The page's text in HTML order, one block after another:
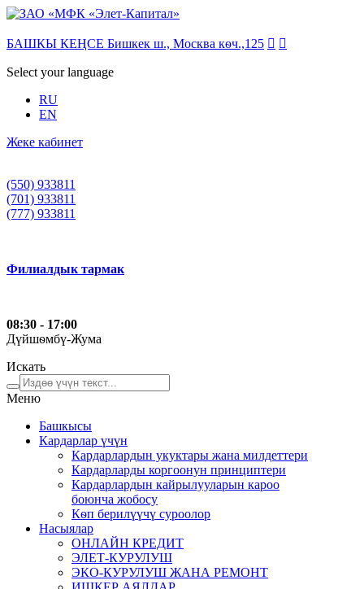
БАШКЫ КЕҢСЕ Бишкек ш., Москва кѳч.,125  
Select your language
RU
EN
Жеке кабинет
(550) 933811
(701) 933811
(777) 933811
Филиалдык тармак
08:30 - 17:00
Дүйшѳмбү-Жума
Искать
Меню
Башкысы
Кардарлар үчүн
Кардарлардын укуктары жана милдеттери
Кардарларды коргоонун принциптери
Кардарлардын кайрылууларын кароо
боюнча жобосу
Кѳп берилүүчү суроолор
Насыялар
ОНЛАЙН КРЕДИТ
ЭЛЕТ-КУРУЛУШ
ЭКО-КУРУЛУШ ЖАНА РЕМОНТ